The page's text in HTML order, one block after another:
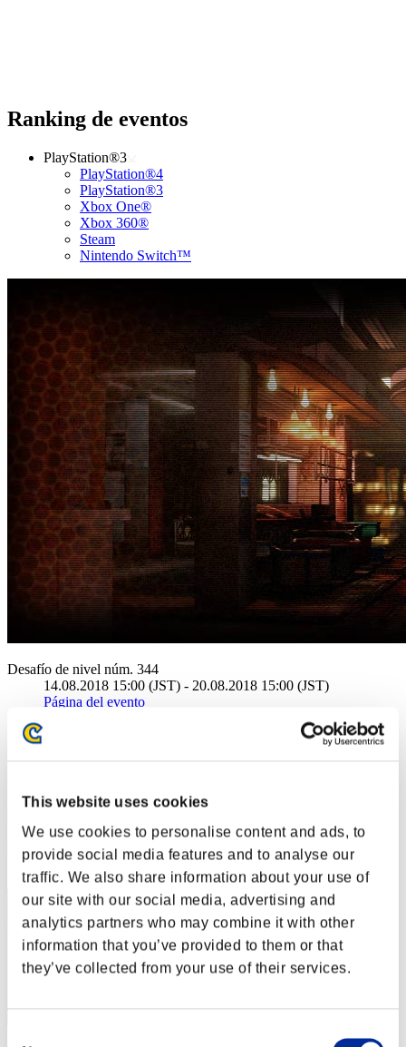
This website uses cookies
We use cookies to personalise content and ads, to
provide social media features and to analyse our
traffic. We also share information about your use of
our site with our social media, advertising and
analytics partners who may combine it with other
information that you’ve provided to them or that
they’ve collected from your use of their services.
Ranking de eventos
PlayStation®3
PlayStation®4
PlayStation®3
Xbox One®
Xbox 360®
Steam
Nintendo Switch™
Desafío de nivel núm. 344
14.08.2018 15:00 (JST) - 20.08.2018 15:00 (JST)
Página del evento
Posición